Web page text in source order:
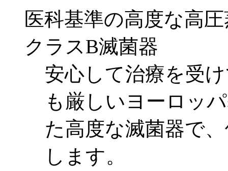
医科基準の高度な高
クラスB滅菌器
安心して治療を受
も厳しいヨーロッ
た高度な滅菌器で
します。